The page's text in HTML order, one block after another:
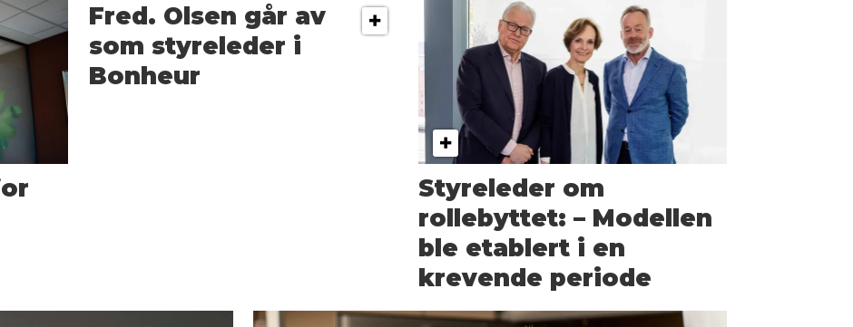
Fred. Olsen går av
som styreleder i
Bonheur
Styreleder om
rollebyttet: – Modellen
ble etablert i en
krevende periode